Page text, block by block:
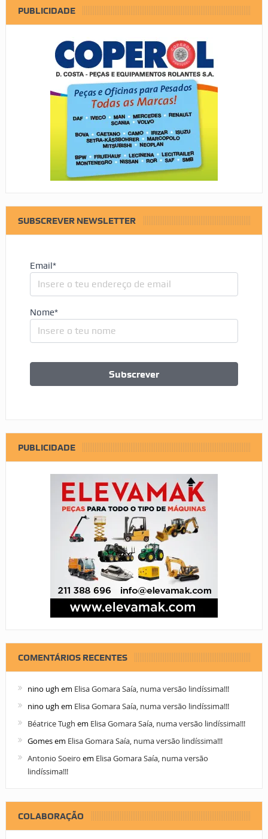
PUBLICIDADE
SUBSCREVER NEWSLETTER
Email*
Nome*
PUBLICIDADE
COMENTÁRIOS RECENTES
nino ugh em Elisa Gomara Saía, numa versão lindíssima!!!
nino ugh em Elisa Gomara Saía, numa versão lindíssima!!!
Béatrice Tugh em Elisa Gomara Saía, numa versão lindíssima!!!
Gomesem Elisa Gomara Saía, numa versão lindíssima!!!
Antonio Soeiro em Elisa Gomara Saía, numa versão
lindíssima!!!
COLABORAÇÃO